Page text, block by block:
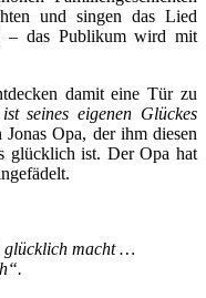
und singen das Lied
– das Publikum wird mit
damit eine Tür zu
ist seines eigenen Glückes
Opa, der ihm diesen
glücklich ist. Der Opa hat
glücklich macht …